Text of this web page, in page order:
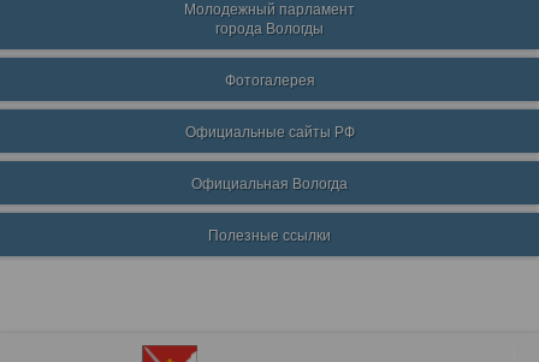
Молодежный парламент
города Вологды
Фотогалерея
Официальные сайты РФ
Официальная Вологда
Полезные ссылки